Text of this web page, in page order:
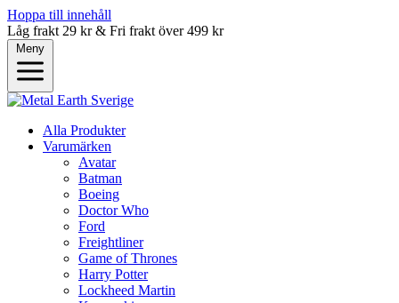
Hoppa till innehåll
Låg frakt 29 kr & Fri frakt över 499 kr
Meny
Alla Produkter
Varumärken
Avatar
Batman
Boeing
Doctor Who
Ford
Freightliner
Game of Thrones
Harry Potter
Lockheed Martin